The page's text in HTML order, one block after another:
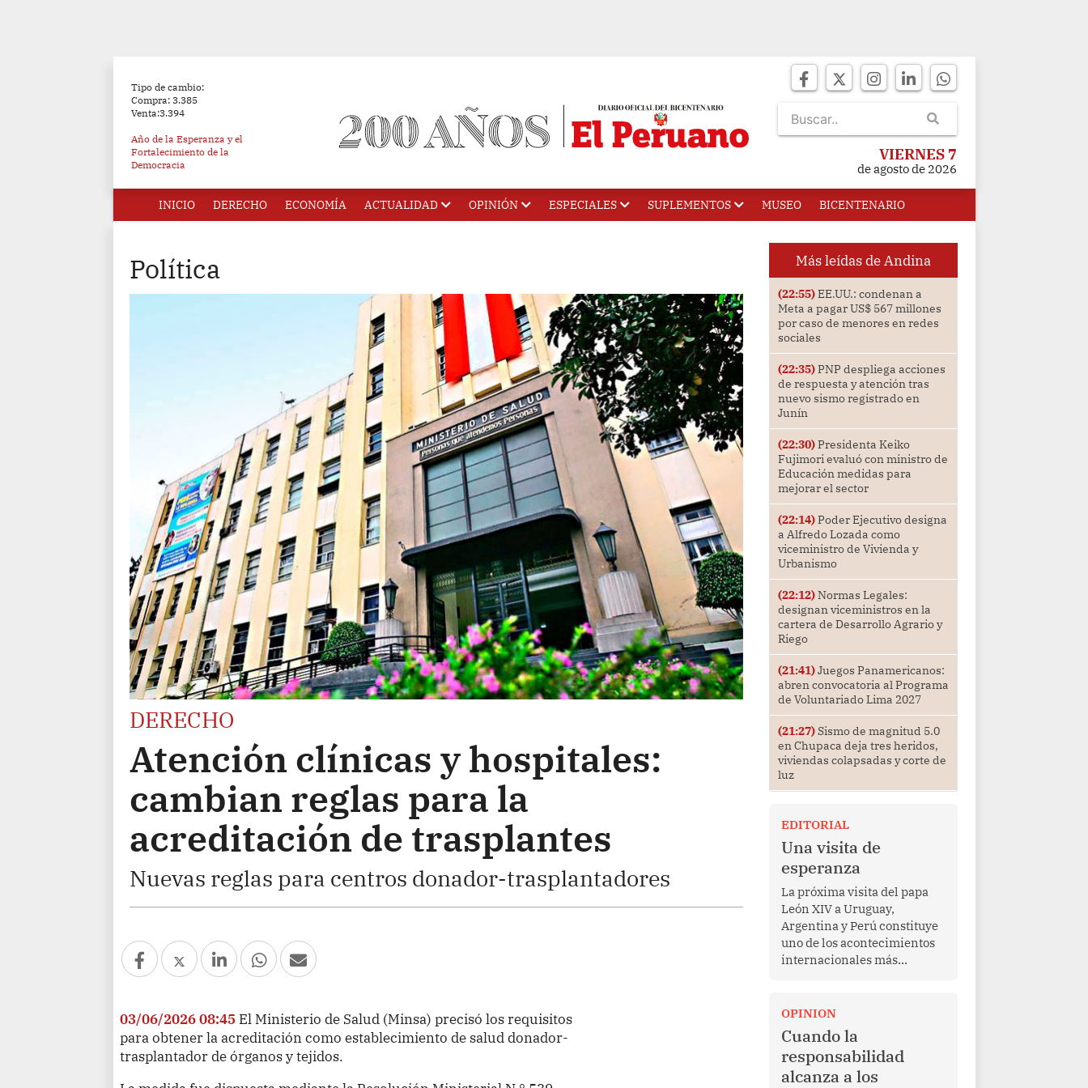
Tipo de cambio:
Compra: 3.385
Venta:3.394
Año de la Esperanza y el
Fortalecimiento de la
Democracia
VIERNES 7
de agosto de 2026
INICIO DERECHO ECONOMÍA ACTUALIDAD OPINIÓN ESPECIALES SUPLEMENTOS MUSEO BICENTENARIO
Política
DERECHO
Atención clínicas y hospitales:
cambian reglas para la
acreditación de trasplantes
Nuevas reglas para centros donador-trasplantadores
03/06/2026 08:45 El Ministerio de Salud (Minsa) precisó los requisitos
para obtener la acreditación como establecimiento de salud donador-
trasplantador de órganos y tejidos.
Más leídas de Andina
(22:55)EE.UU.: condenan a
Meta a pagar US$ 567 millones
por caso de menores en redes
sociales
(22:35)PNP despliega acciones
de respuesta y atención tras
nuevo sismo registrado en
Junín
(22:30)Presidenta Keiko
Fujimori evaluó con ministro de
Educación medidas para
mejorar el sector
(22:14)Poder Ejecutivo designa
a Alfredo Lozada como
viceministro de Vivienda y
Urbanismo
(22:12)Normas Legales:
designan viceministros en la
cartera de Desarrollo Agrario y
Riego
(21:41)Juegos Panamericanos:
abren convocatoria al Programa
de Voluntariado Lima 2027
(21:27)Sismo de magnitud 5.0
en Chupaca deja tres heridos,
viviendas colapsadas y corte de
luz
EDITORIAL
Una visita de
esperanza
La próxima visita del papa
León XIV a Uruguay,
Argentina y Perú constituye
uno de los acontecimientos
internacionales más
Más allá de su dimensión
religiosa, esta gira
representa una oportunidad
para reafirmar el valor del
diálogo, fortalecer los
OPINION
Cuando la
responsabilidad
alcanza a los